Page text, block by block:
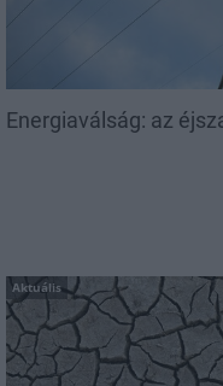
Energiaválság: az
Aktuális